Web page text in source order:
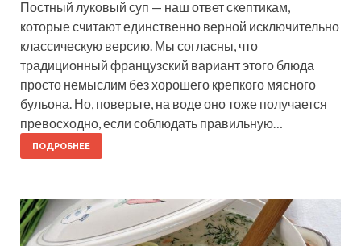
Постный луковый суп — наш ответ скептикам,
которые считают единственно верной исключительно
классическую версию. Мы согласны, что
традиционный французский вариант этого блюда
просто немыслим без хорошего крепкого мясного
бульона. Но, поверьте, на воде оно тоже получается
превосходно, если соблюдать правильную…
ПОДРОБНЕЕ